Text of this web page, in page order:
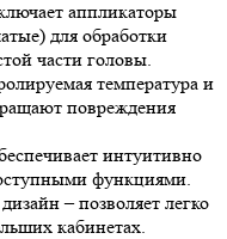
аппликаторы
для обработки
части головы.
температура и
повреждения
интуитивно
функциями.
– позволяет легко
кабинетах.